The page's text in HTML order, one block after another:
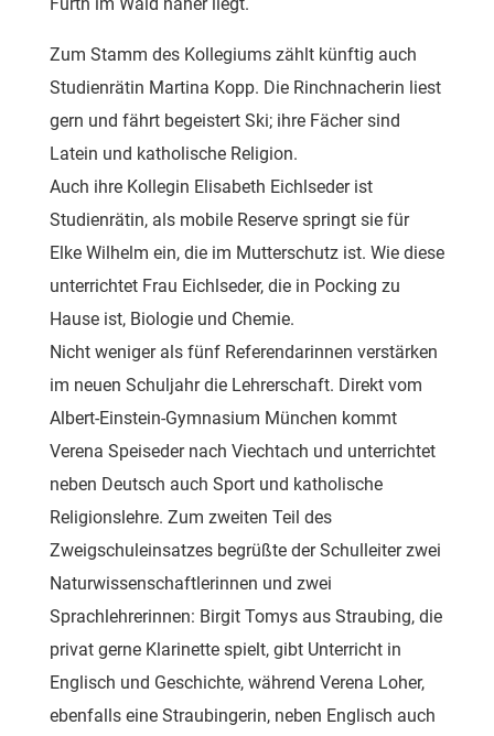
Zum Stamm des Kollegiums zählt künftig auch
Studienrätin Martina Kopp. Die Rinchnacherin liest
gern und fährt begeistert Ski; ihre Fächer sind
Latein und katholische Religion.
Auch ihre Kollegin Elisabeth Eichlseder ist
Studienrätin, als mobile Reserve springt sie für
Elke Wilhelm ein, die im Mutterschutz ist. Wie diese
unterrichtet Frau Eichlseder, die in Pocking zu
Hause ist, Biologie und Chemie.
Nicht weniger als fünf Referendarinnen verstärken
im neuen Schuljahr die Lehrerschaft. Direkt vom
Albert-Einstein-Gymnasium München kommt
Verena Speiseder nach Viechtach und unterrichtet
neben Deutsch auch Sport und katholische
Religionslehre. Zum zweiten Teil des
Zweigschuleinsatzes begrüßte der Schulleiter zwei
Naturwissenschaftlerinnen und zwei
Sprachlehrerinnen: Birgit Tomys aus Straubing, die
privat gerne Klarinette spielt, gibt Unterricht in
Englisch und Geschichte, während Verena Loher,
ebenfalls eine Straubingerin, neben Englisch auch